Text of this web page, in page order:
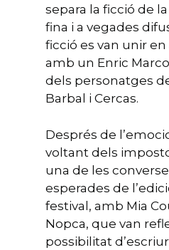
separa la ficció de
fina i a vegades
ficció es van unir
amb un Enric
dels personatges
Barbal i Cercas.
Després de
voltant dels
una de les
esperades de
festival, amb Mia
Nopca, que van
possibilitat